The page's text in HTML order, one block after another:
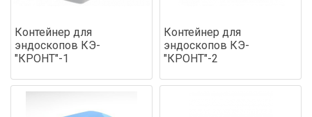
Контейнер для
эндоскопов КЭ-
"КРОНТ"-1
Контейнер для
эндоскопов КЭ-
"КРОНТ"-2